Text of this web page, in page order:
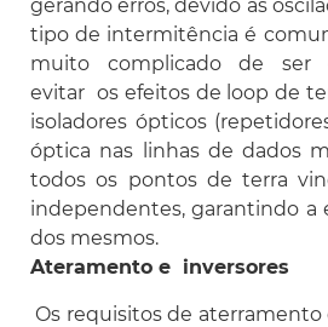
gerando erros, devido as
tipo de intermitência é
muito complicado de ser
evitar os efeitos de loop de
isoladores ópticos
óptica nas linhas de dados
todos os pontos de terra
independentes, garantindo a
dos mesmos.
Ateramento e inversores
Os requisitos de